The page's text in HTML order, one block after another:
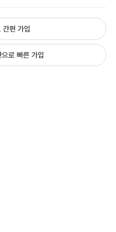
간편 가입
로 빠른 가입